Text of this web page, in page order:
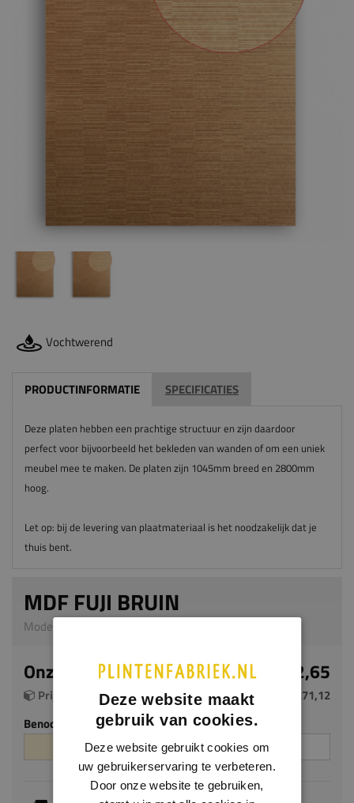
Vochtwerend
PRODUCTINFORMATIE SPECIFICATIES
Deze platen hebben een prachtige structuur en zijn daardoor
perfect voor bijvoorbeeld het bekleden van wanden of om een uniek
meubel mee te maken. De platen zijn 1045mm breed en 2800mm
hoog.
Let op: bij de levering van plaatmateriaal is het noodzakelijk dat je
thuis bent.
MDF FUJI BRUIN
Model 5355 | 19 x 1045 x 2800 mm | MDF Special
Onze prijs per m² € 92,65
Prijs per plaat (2.926 m²)
€ 271,12
Benodigde aantal m²
Aantal platen
Deze website maakt
gebruik van cookies.
Deze website gebruikt cookies om
uw gebruikerservaring te verbeteren.
Door onze website te gebruiken,